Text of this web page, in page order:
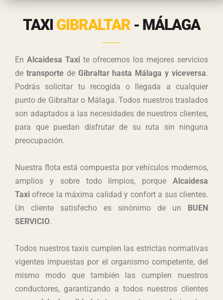
TAXI GIBRALTAR - MÁLAGA
En Alcaidesa Taxi te ofrecemos los mejores servicios
de transporte deGibraltar hasta Málaga y viceversa.
Podrás solicitar tu recogida o llegada a cualquier
punto de Gibraltar o Málaga. Todos nuestros traslados
son adaptados a las necesidades de nuestros clientes,
para que puedan disfrutar de su ruta sin ninguna
preocupación.
Nuestra flota está compuesta por vehículos modernos,
amplios y sobre todo limpios, porque Alcaidesa
Taxi ofrece la máxima calidad y confort a sus clientes.
Un cliente satisfecho es sinónimo de un BUEN
SERVICIO.
Todos nuestros taxis cumplen las estrictas normativas
vigentes impuestas por el organismo competente, del
mismo modo que también las cumplen nuestros
conductores, garantizando a todos nuestros clientes